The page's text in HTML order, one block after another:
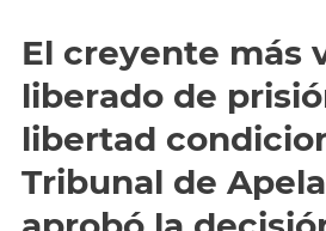
El creyente más
liberado de
libertad
Tribunal de